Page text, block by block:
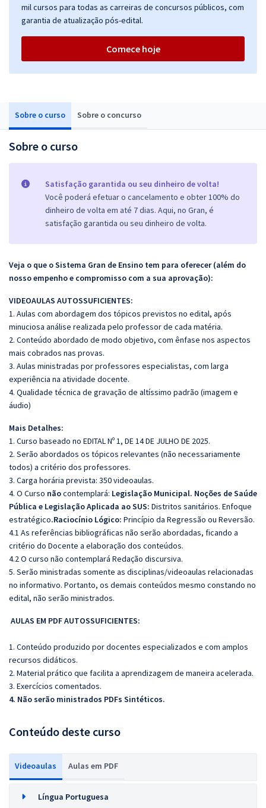
Sobre o curso Sobre o concurso
Sobre o curso
Satisfação garantida ou seu dinheiro de volta!
Você poderá efetuar o cancelamento e obter 100% do
dinheiro de volta em até 7 dias. Aqui, no Gran, é
satisfação garantida ou seu dinheiro de volta.
Veja o que o Sistema Gran de Ensino tem para oferecer (além do
nosso empenho e compromisso com a sua aprovação):
VIDEOAULAS AUTOSSUFICIENTES:
1. Aulas com abordagem dos tópicos previstos no edital, após
minuciosa análise realizada pelo professor de cada matéria.
2. Conteúdo abordado de modo objetivo, com ênfase nos aspectos
mais cobrados nas provas.
3. Aulas ministradas por professores especialistas, com larga
experiência na atividade docente.
4. Qualidade técnica de gravação de altíssimo padrão (imagem e
áudio)
Mais Detalhes:
1. Curso baseado no EDITAL Nº 1, DE 14 DE JULHO DE 2025.
2. Serão abordados os tópicos relevantes (não necessariamente
todos) a critério dos professores.
3. Carga horária prevista: 350 videoaulas.
4. O Curso nãocontemplará: Legislação Municipal. Noções de Saúde
Pública e Legislação Aplicada ao SUS: Distritos sanitários. Enfoque
estratégico.Raciocínio Lógico: Princípio da Regressão ou Reversão.
4.1 As referências bibliográficas não serão abordadas, ficando a
critério do Docente a elaboração dos conteúdos.
4.2 O curso não contemplará Redação discursiva.
5. Serão ministradas somente as disciplinas/videoaulas relacionadas
no informativo. Portanto, os demais conteúdos mesmo constando no
edital, não serão ministrados.
AULAS EM PDF AUTOSSUFICIENTES:
1. Conteúdo produzido por docentes especializados e com amplos
recursos didáticos.
2. Material prático que facilita a aprendizagem de maneira acelerada.
3. Exercícios comentados.
4. Não serão ministrados PDFs Sintéticos.
Conteúdo deste curso
Videoaulas Aulas em PDF
Língua Portuguesa
mil cursos para todas as carreiras de concursos públicos, com
garantia de atualização pós-edital.
Comece hoje